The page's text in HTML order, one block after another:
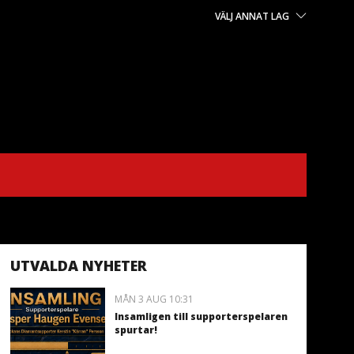
VÄLJ ANNAT LAG
UTVALDA NYHETER
MÅN 3 AUG 10:31
Insamligen till supporterspelaren
spurtar!